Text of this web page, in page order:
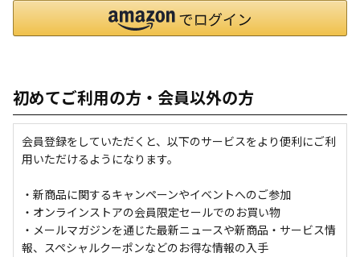
初めてご利用の方・会員以外の方
会員登録をしていただくと、以下のサービスをより便利にご利
用いただけるようになります。
・新商品に関するキャンペーンやイベントへのご参加
・オンラインストアの会員限定セールでのお買い物
・メールマガジンを通じた最新ニュースや新商品・サービス情
報、スペシャルクーポンなどのお得な情報の入手